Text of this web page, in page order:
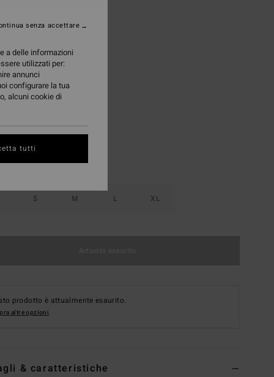
(8 Recensioni)
€
OFFERTA 25%
Whitecap
S M L XL
prodotto è attualmente esaurito.
altre opzioni
& caratteristiche
a delle informazioni
utilizzati per:
annunci
configurare la tua
alcuni cookie di
senza accettare
tutti